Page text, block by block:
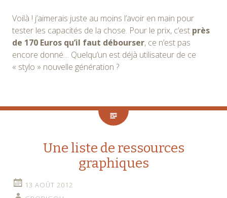
Voilà ! j’aimerais juste au moins l’avoir en main pour
tester les capacités de la chose. Pour le prix, c’est près
de 170 Euros qu’il faut débourser, ce n’est pas
encore donné… Quelqu’un est déjà utilisateur de ce
« stylo » nouvelle génération ?
Une liste de ressources
graphiques
13 AOÛT 2012